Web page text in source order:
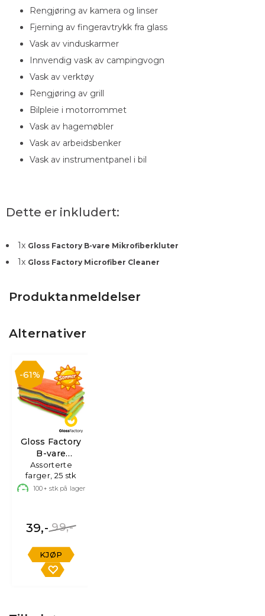
Produktanmeldelser
Alternativer
61%
Gloss Factory
B-vare
Mikrofiberkluter
Assorterte
farger, 25 stk
100+ stk på lager
99,-
39,-
KJØP
Rengjøring av kamera og linser
Fjerning av fingeravtrykk fra glass
Vask av vinduskarmer
Innvendig vask av campingvogn
Vask av verktøy
Rengjøring av grill
Bilpleie i motorrommet
Vask av hagemøbler
Vask av arbeidsbenker
Vask av instrumentpanel i bil
Dette er inkludert:
1x Gloss Factory B-vare Mikrofiberkluter
1x Gloss Factory Microfiber Cleaner